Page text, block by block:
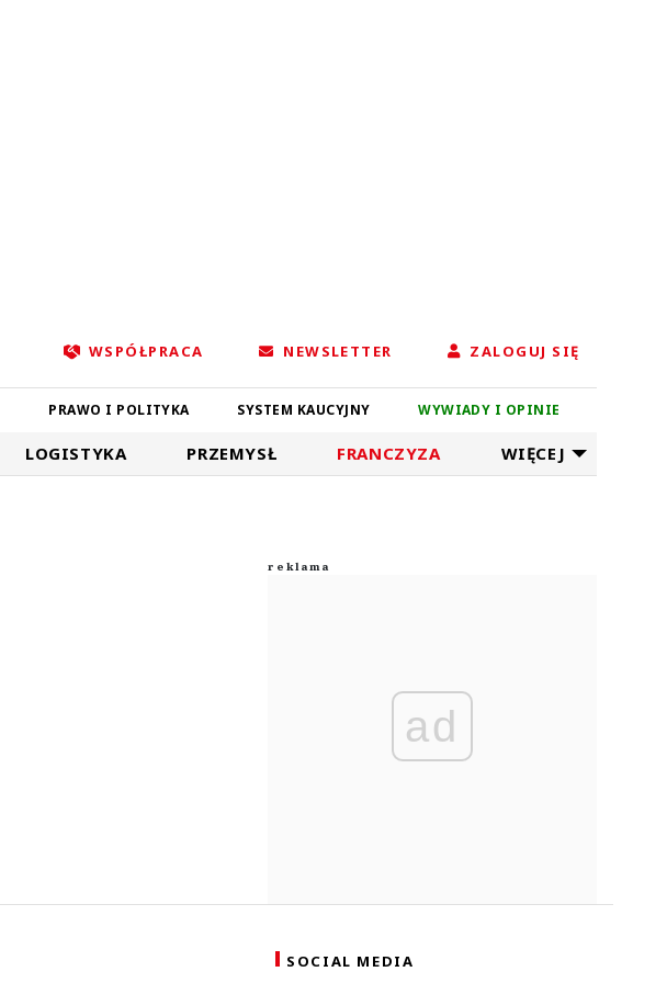
WSPÓŁPRACA NEWSLETTER ZALOGUJ SIĘ
PRAWO I POLITYKA SYSTEM KAUCYJNY WYWIADY I OPINIE
LOGISTYKA PRZEMYSŁ FRANCZYZA WIĘCEJ
ad
SOCIAL MEDIA